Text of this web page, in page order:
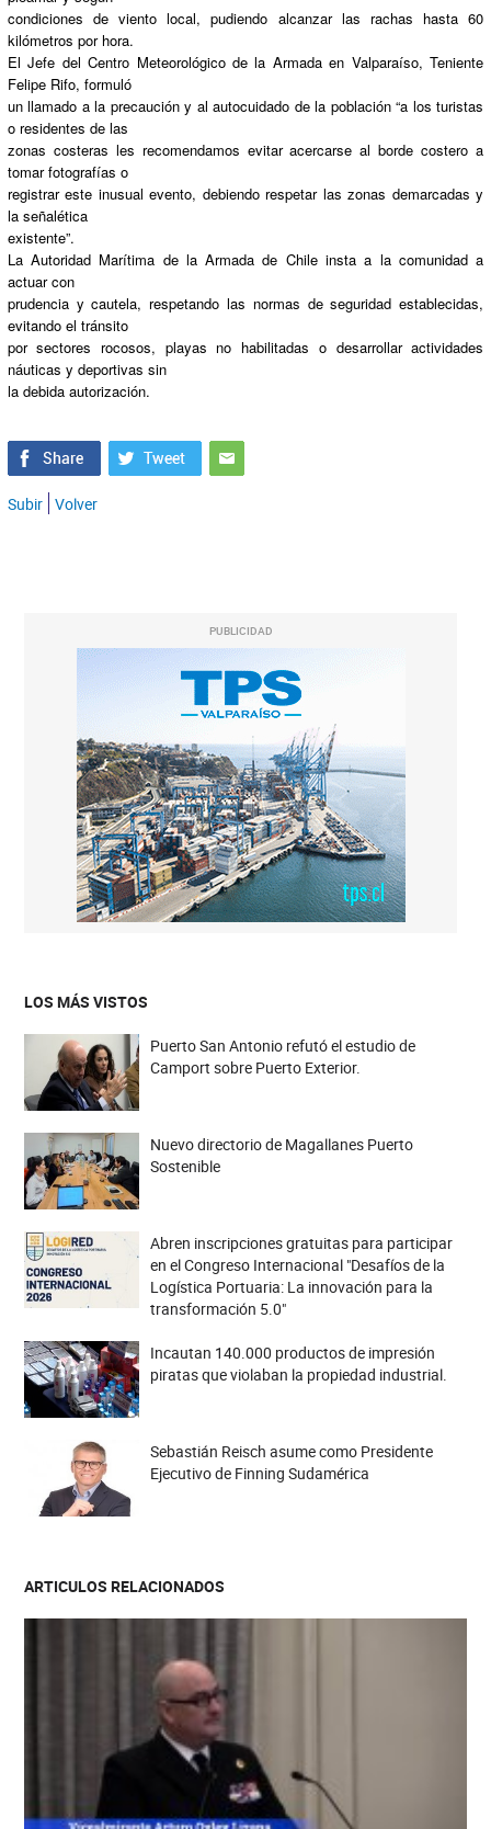
condiciones de viento local, pudiendo alcanzar las rachas hasta 60
kilómetros por hora.
El Jefe del Centro Meteorológico de la Armada en Valparaíso, Teniente
Felipe Rifo, formuló
un llamado a la precaución y al autocuidado de la población “a los turistas
o residentes de las
zonas costeras les recomendamos evitar acercarse al borde costero a
tomar fotografías o
registrar este inusual evento, debiendo respetar las zonas demarcadas y
la señalética
existente”.
La Autoridad Marítima de la Armada de Chile insta a la comunidad a
actuar con
prudencia y cautela, respetando las normas de seguridad establecidas,
evitando el tránsito
por sectores rocosos, playas no habilitadas o desarrollar actividades
náuticas y deportivas sin
la debida autorización.
Subir Volver
PUBLICIDAD
LOS MÁS VISTOS
Puerto San Antonio refutó el estudio de
Camport sobre Puerto Exterior.
Nuevo directorio de Magallanes Puerto
Sostenible
Abren inscripciones gratuitas para participar
en el Congreso Internacional "Desafíos de la
Logística Portuaria: La innovación para la
transformación 5.0"
Incautan 140.000 productos de impresión
piratas que violaban la propiedad industrial.
Sebastián Reisch asume como Presidente
Ejecutivo de Finning Sudamérica
ARTICULOS RELACIONADOS